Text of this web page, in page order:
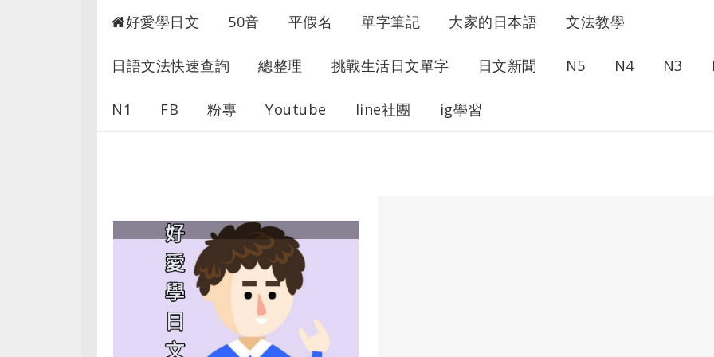
好愛學日文 50音 平假名 單字筆記 大家的日本語 文法教學
日語文法快速查詢 總整理 挑戰生活日文單字 日文新聞 N5 N4 N3
N1 FB 粉專 Youtube line社團 ig學習